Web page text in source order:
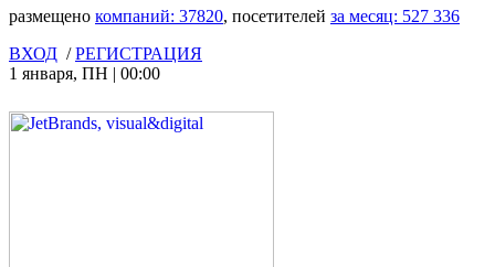
размещено компаний: 37820, посетителей за месяц: 527 336
ВХОД /РЕГИСТРАЦИЯ
1 января, ПН | 00:00